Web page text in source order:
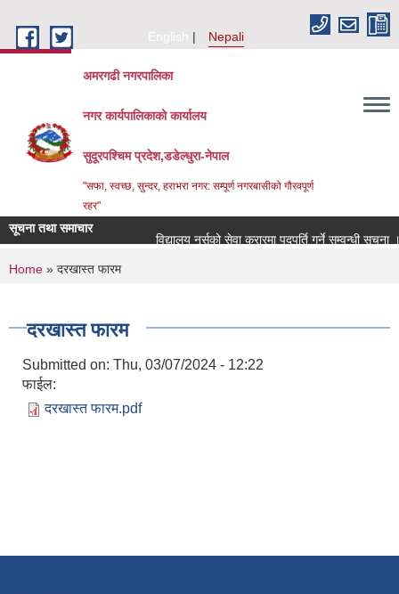
English
Nepali
अमरगढी नगरपालिका
नगर कार्यपालिकाको कार्यालय
सुदूरपश्चिम प्रदेश,डडेल्धुरा-नेपाल
"सफा, स्वच्छ, सुन्दर, हराभरा नगर: सम्पूर्ण नगरबासीको गौरवपूर्ण
रहर"
सूचना तथा समाचार
विद्यालय नर्सको सेवा करारमा पदपूर्ति गर्ने सम्वन्धी सूचना ।।
You are here
Home » दरखास्त फारम
दरखास्त फारम
Submitted on: Thu, 03/07/2024 - 12:22
फाईल:
दरखास्त फारम.pdf